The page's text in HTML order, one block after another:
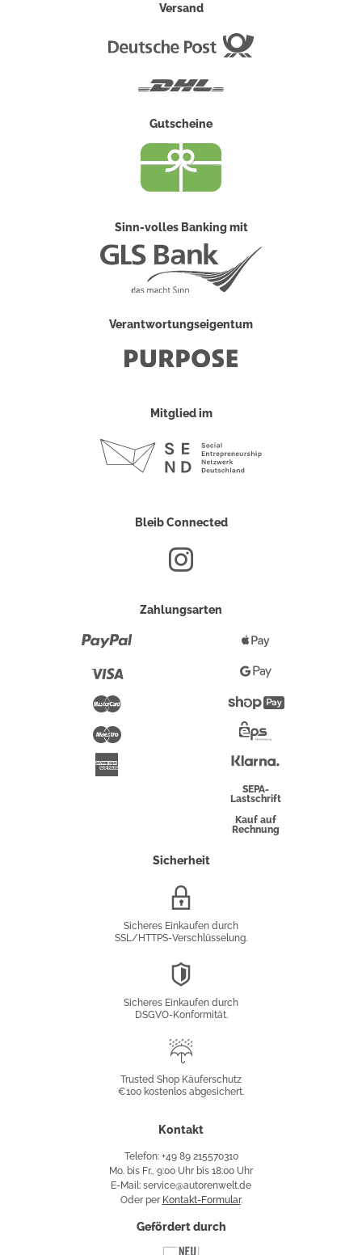
Versand
Gutscheine
Sinn-volles Banking mit
Verantwortungseigentum
Mitglied im
Bleib Connected
Zahlungsarten
Maestro
Pay
Google
PayShopify
Überweisung
SEPA-
Lastschrift
Kauf auf
Rechnung
Sicherheit
Sicheres Einkaufen durch
SSL/HTTPS-Verschlüsselung.
Sicheres Einkaufen durch
DSGVO-Konformität.
Käuferschutz
Trusted Shop Käuferschutz
€100 kostenlos abgesichert.
Kontakt
Telefon: +49 89 215570310
Mo. bis Fr., 9:00 Uhr bis 18:00 Uhr
E-Mail: service@autorenwelt.de
Oder per Kontakt-Formular.
Gefördert durch